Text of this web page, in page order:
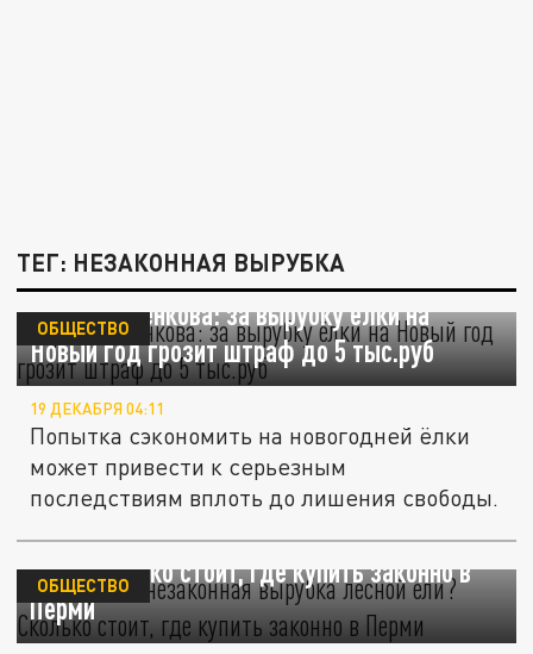
ТЕГ: НЕЗАКОННАЯ ВЫРУБКА
Юрист Разенкова: за вырубку ёлки на
Новый год грозит штраф до 5 тыс.руб
ОБЩЕСТВО
19 ДЕКАБРЯ 04:11
Попытка сэкономить на новогодней ёлки
может привести к серьезным
последствиям вплоть до лишения свободы.
Чем грозит незаконная вырубка лесной
ели? Сколько стоит, где купить законно в
Перми
ОБЩЕСТВО